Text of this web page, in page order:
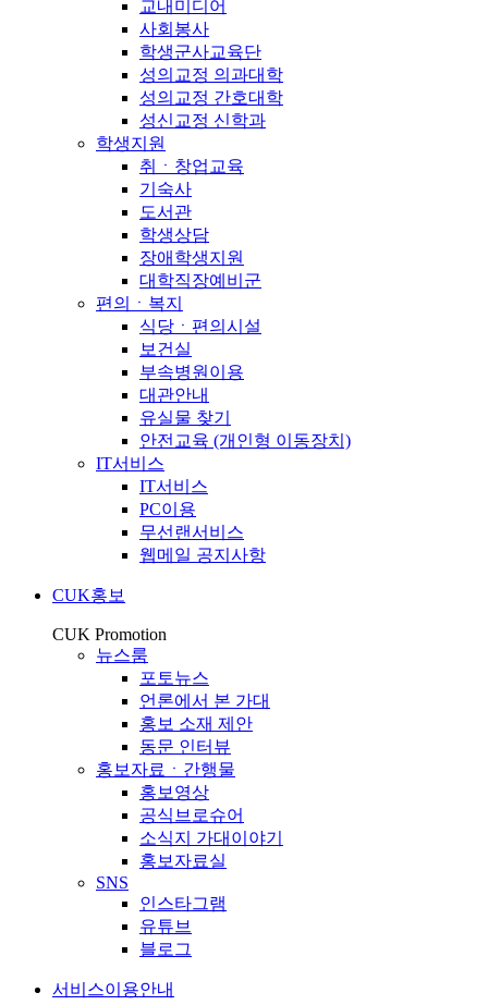
교내미디어
사회봉사
학생군사교육단
성의교정 의과대학
성의교정 간호대학
성신교정 신학과
학생지원
취ㆍ창업교육
기숙사
도서관
학생상담
장애학생지원
대학직장예비군
편의ㆍ복지
식당ㆍ편의시설
보건실
부속병원이용
대관안내
유실물 찾기
안전교육 (개인형 이동장치)
IT서비스
IT서비스
PC이용
무선랜서비스
웹메일 공지사항
CUK홍보
CUK Promotion
뉴스룸
포토뉴스
언론에서 본 가대
홍보 소재 제안
동문 인터뷰
홍보자료ㆍ간행물
홍보영상
공식브로슈어
소식지 가대이야기
홍보자료실
SNS
인스타그램
유튜브
블로그
서비스이용안내